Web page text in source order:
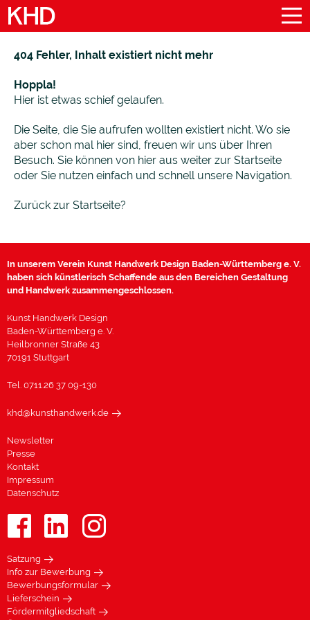
404 Fehler, Inhalt existiert nicht mehr
Hoppla!
Hier ist etwas schief gelaufen.
Die Seite, die Sie aufrufen wollten existiert nicht. Wo sie
aber schon mal hier sind, freuen wir uns über Ihren
Besuch. Sie können von hier aus weiter zur Startseite
oder Sie nutzen einfach und schnell unsere Navigation.
Zurück zur Startseite?
In unserem Verein Kunst Handwerk Design Baden-Württemberg e. V.
haben sich künstlerisch Schaffende aus den Bereichen Gestaltung
und Handwerk zusammengeschlossen.
Kunst Handwerk Design
Baden-Württemberg e. V.
Heilbronner Straße 43
70191 Stuttgart
Tel. 0711.26 37 09-130
khd@kunsthandwerk.de
Newsletter
Presse
Kontakt
Impressum
Datenschutz
Satzung
Info zur Bewerbung
Bewerbungsformular
Lieferschein
Fördermitgliedschaft